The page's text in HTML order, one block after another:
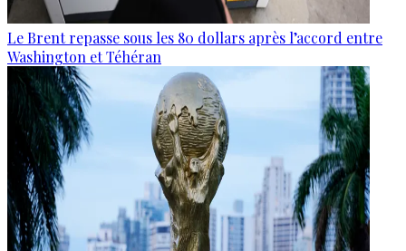
Le Brent repasse sous les 80 dollars après l’accord entre
Washington et Téhéran